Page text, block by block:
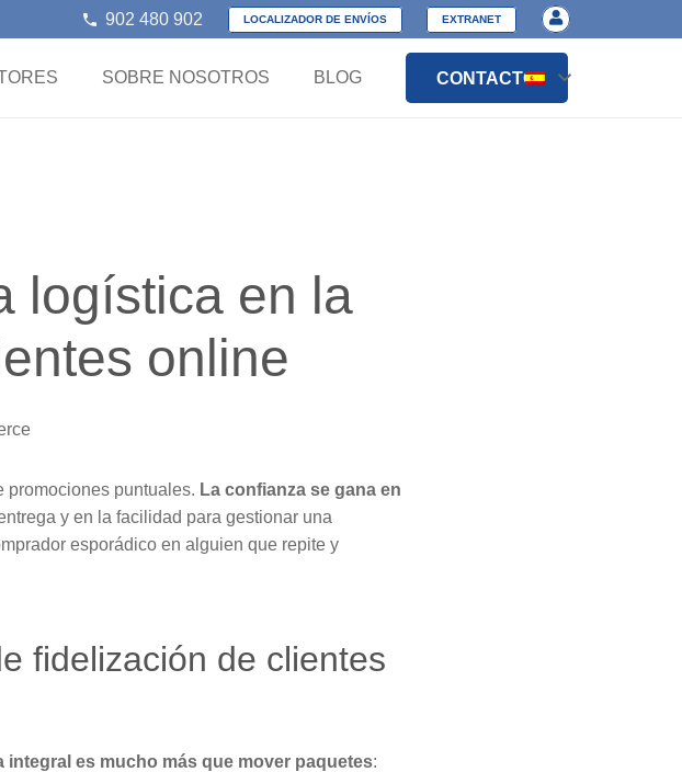
phone 902 480 902 LOCALIZADOR DE ENVÍOS EXTRANET
SOBRE NOSOTROS BLOG CONTACTO
logística en la
online
promociones puntuales. La confianza se gana en
y en la facilidad para gestionar una
esporádico en alguien que repite y
fidelización de clientes
integral es mucho más que mover paquetes: